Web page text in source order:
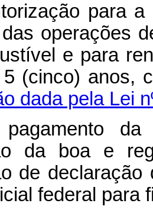
para
operações
e para
(cinco) anos,
dada pela Lei
da
da boa e
de
federal para